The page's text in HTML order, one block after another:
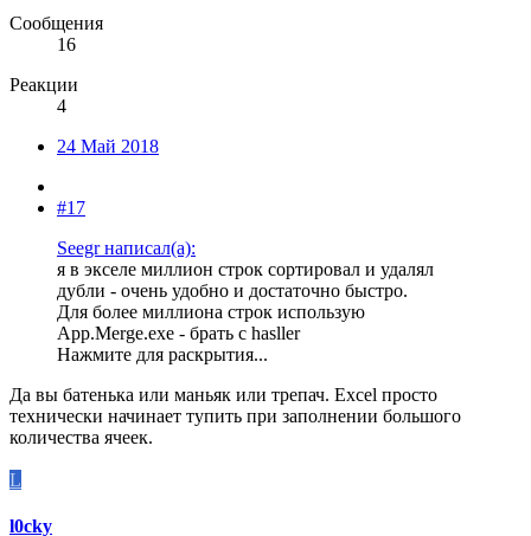
Сообщения
16
Реакции
4
24 Май 2018
#17
Seegr написал(а):
я в экселе миллион строк сортировал и удалял
дубли - очень удобно и достаточно быстро.
Для более миллиона строк использую
App.Merge.exe - брать с hasller
Нажмите для раскрытия...
Да вы батенька или маньяк или трепач. Excel просто
технически начинает тупить при заполнении большого
количества ячеек.
L
l0cky